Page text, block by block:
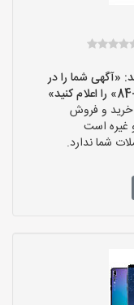
«آگهی شما را در
خرید و فروش
و غیره است
شما ندارد.